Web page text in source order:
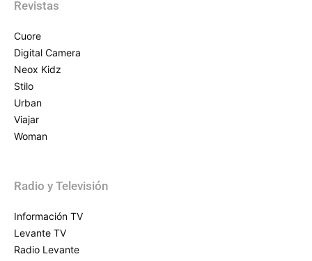
Revistas
Cuore
Digital Camera
Neox Kidz
Stilo
Urban
Viajar
Woman
Radio y Televisión
Información TV
Levante TV
Radio Levante